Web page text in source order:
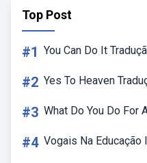
Top Post
#1 You Can Do It
#2 Yes To Heaven
#3 What Do You Do For
#4 Vogais Na Educação